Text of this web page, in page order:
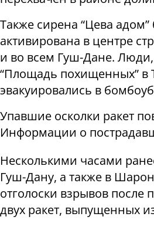
Также сирена “Цева адом”
активирована в центре
и во всем Гуш-Дане.
“Площадь похищенных” в
эвакуировались в
Упавшие осколки ракет
Информации о
Несколькими часами
Гуш-Дану, а также в
отголоски взрывов после
двух ракет, выпущенных